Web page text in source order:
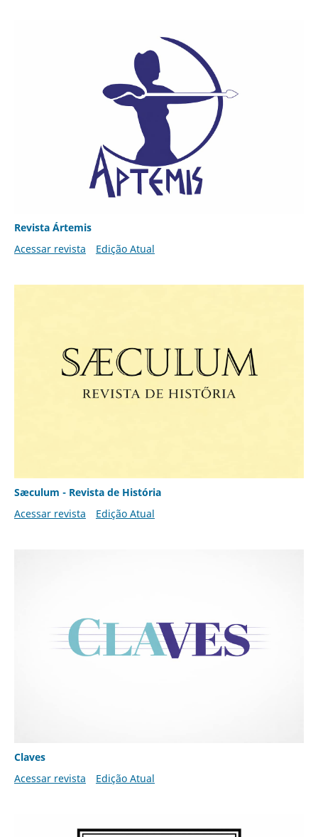
Revista Ártemis
Acessar revista
Edição Atual
Sæculum - Revista de História
Acessar revista
Edição Atual
Claves
Acessar revista
Edição Atual